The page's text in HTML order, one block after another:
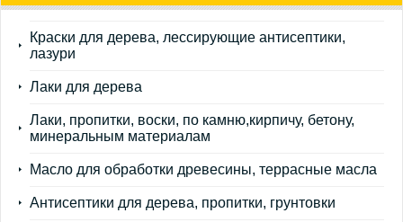
Краски для дерева, лессирующие антисептики,
лазури
Лаки для дерева
Лаки, пропитки, воски, по камню,кирпичу, бетону,
минеральным материалам
Масло для обработки древесины, террасные масла
Антисептики для дерева, пропитки, грунтовки